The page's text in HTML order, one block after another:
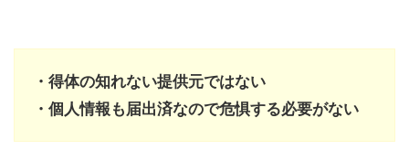
・得体の知れない提供元ではない
・個人情報も届出済なので危惧する必要がない